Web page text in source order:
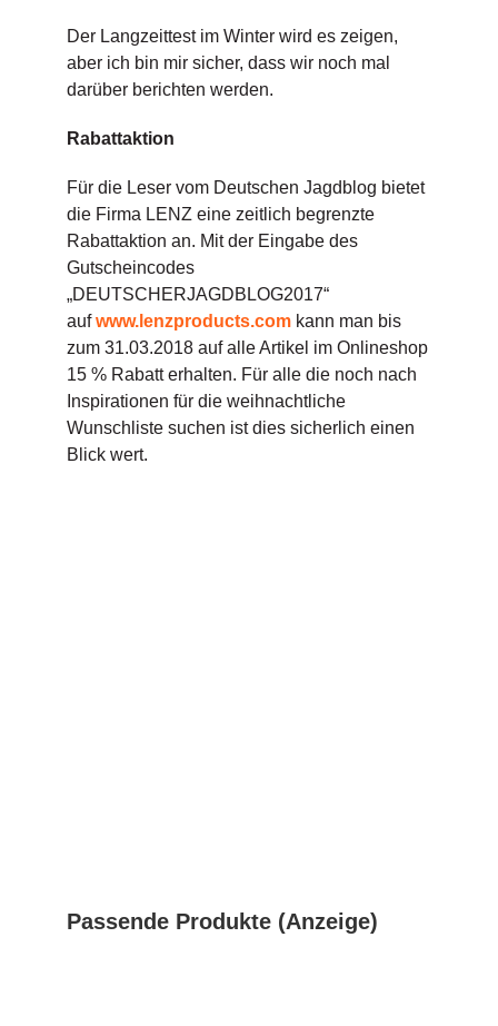
Der Langzeittest im Winter wird es zeigen,
aber ich bin mir sicher, dass wir noch mal
darüber berichten werden.
Rabattaktion
Für die Leser vom Deutschen Jagdblog bietet
die Firma LENZ eine zeitlich begrenzte
Rabattaktion an. Mit der Eingabe des
Gutscheincodes
„DEUTSCHERJAGDBLOG2017“
aufwww.lenzproducts.comkann man bis
zum 31.03.2018 auf alle Artikel im Onlineshop
15 % Rabatt erhalten. Für alle die noch nach
Inspirationen für die weihnachtliche
Wunschliste suchen ist dies sicherlich einen
Blick wert.
Passende Produkte (Anzeige)